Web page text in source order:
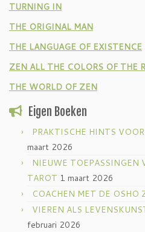
TURNING IN
THE ORIGINAL MAN
THE LANGUAGE OF EXISTENCE
ZEN ALL THE COLORS OF THE
THE WORLD OF ZEN
Eigen Boeken
PRAKTISCHE HINTS
maart 2026
NIEUWE TOEPASSINGEN
TAROT 1 maart 2026
COACHEN MET DE OSHO
VIEREN ALS
februari 2026